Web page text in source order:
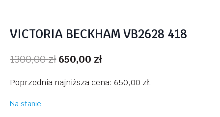
VICTORIA BECKHAM VB2628 418
1300,00zł Pierwotna
wynosiła:
650,00 złAktualna
wynosi:
Poprzednia najniższa cena:650,00 zł.
Na stanie